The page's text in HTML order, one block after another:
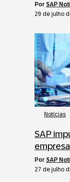
por SAP
29 de julho
Notícias
SAP
por SAP
27 de julho